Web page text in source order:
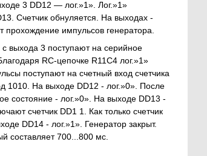
3 DD12 — лог.»1». Лог.»1»
Счетчик обнуляется. На выходах -
прохождение импульсов генератора.
выхода 3 поступают на серийное
RC-цепочке R11C4 лог.»1»
поступают на счетный вход счетчика
1010. На выходе DD12 - лог.»0». После
состояние - лог.»0». На выходе DD13 -
счетчик DD1 1. Как только счетчик
DD14 - лог.»1». Генератор закрыт.
составляет 700...800 мс.